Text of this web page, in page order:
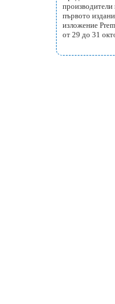
производители
първото
изложение
от 29 до 31